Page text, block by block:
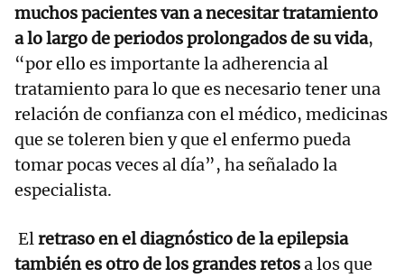
muchos pacientes van a necesitar tratamiento
a lo largo de periodos prolongados de su vida,
“por ello es importante la adherencia al
tratamiento para lo que es necesario tener una
relación de confianza con el médico, medicinas
que se toleren bien y que el enfermo pueda
tomar pocas veces al día”, ha señalado la
especialista.
Elretraso en el diagnóstico de la epilepsia
también es otro de los grandes retosa los que